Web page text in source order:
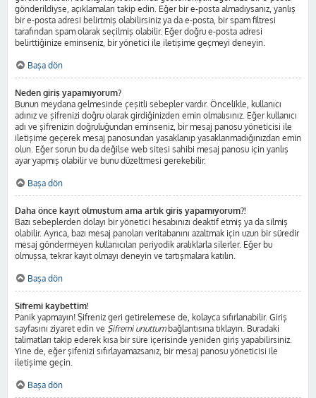
gönderildiyse, açıklamaları takip edin. Eğer bir e-posta almadıysanız, yanlış
bir e-posta adresi belirtmiş olabilirsiniz ya da e-posta, bir spam filtresi
tarafından spam olarak seçilmiş olabilir. Eğer doğru e-posta adresi
belirttiğinize eminseniz, bir yönetici ile iletişime geçmeyi deneyin.
Başa dön
Neden giriş yapamıyorum?
Bunun meydana gelmesinde çeşitli sebepler vardır. Öncelikle, kullanıcı
adınız ve şifrenizi doğru olarak girdiğinizden emin olmalısınız. Eğer kullanıcı
adı ve şifrenizin doğruluğundan eminseniz, bir mesaj panosu yöneticisi ile
iletişime geçerek mesaj panosundan yasaklanıp yasaklanmadığınızdan emin
olun. Eğer sorun bu da değilse web sitesi sahibi mesaj panosu için yanlış
ayar yapmış olabilir ve bunu düzeltmesi gerekebilir.
Başa dön
Daha önce kayıt olmuştum ama artık giriş yapamıyorum?!
Bazı sebeplerden dolayı bir yönetici hesabınızı deaktif etmiş ya da silmiş
olabilir. Ayrıca, bazı mesaj panoları veritabanını azaltmak için uzun bir süredir
mesaj göndermeyen kullanıcıları periyodik aralıklarla silerler. Eğer bu
olmuşsa, tekrar kayıt olmayı deneyin ve tartışmalara katılın.
Başa dön
Şifremi kaybettim!
Panik yapmayın! Şifreniz geri getirelemese de, kolayca sıfırlanabilir. Giriş
sayfasını ziyaret edin ve Şifremi unuttumbağlantısına tıklayın. Buradaki
talimatları takip ederek kısa bir süre içerisinde yeniden giriş yapabilirsiniz.
Yine de, eğer şifenizi sıfırlayamazsanız, bir mesaj panosu yöneticisi ile
iletişime geçin.
Başa dön